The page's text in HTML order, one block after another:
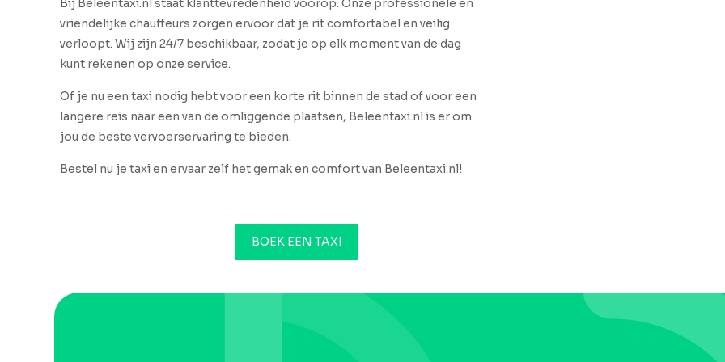
Bij Beleentaxi.nl staat klanttevredenheid voorop. Onze professionele en
vriendelijke chauffeurs zorgen ervoor dat je rit comfortabel en veilig
verloopt. Wij zijn 24/7 beschikbaar, zodat je op elk moment van de dag
kunt rekenen op onze service.
Of je nu een taxi nodig hebt voor een korte rit binnen de stad of voor een
langere reis naar een van de omliggende plaatsen, Beleentaxi.nl is er om
jou de beste vervoerservaring te bieden.
Bestel nu je taxi en ervaar zelf het gemak en comfort van Beleentaxi.nl!
BOEK EEN TAXI